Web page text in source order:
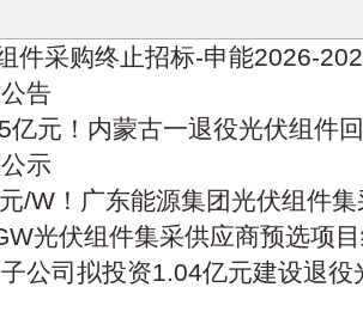
件采购终止招标-申能2026-
告
亿元！内蒙古一退役光伏组件
示
/W！广东能源集团光伏组件
光伏组件集采供应商预选项
公司拟投资1.04亿元建设退